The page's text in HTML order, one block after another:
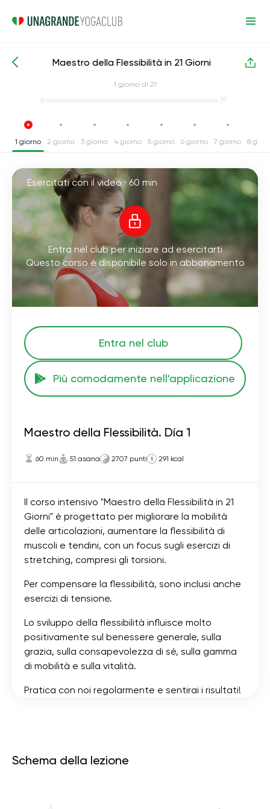
Corsi intensivi di yoga Flessibilità
Maestro della Flessibilità in 21 Giorni
1 giorno di 21
1 giorno 2 giorno 3 giorno 4 giorno 5 giorno 6 giorno 7 giorno 8
Esercitati con il video · 60 min
Entra nel club per iniziare ad esercitarti
Questo corso è disponibile solo in abbonamento
Entra nel club
Più comodamente nell'applicazione
Maestro della Flessibilità. Día 1
60 min 51 asana 2707 punti 291 kcal
Il corso intensivo "Maestro della Flessibilità in 21
Giorni" è progettato per migliorare la mobilità
delle articolazioni, aumentare la flessibilità di
muscoli e tendini, con un focus sugli esercizi di
stretching, compresi gli torsioni.
Per compensare la flessibilità, sono inclusi anche
esercizi di tensione.
Lo sviluppo della flessibilità influisce molto
positivamente sul benessere generale, sulla
grazia, sulla consapevolezza di sé, sulla gamma
di mobilità e sulla vitalità.
Pratica con noi regolarmente e sentirai i risultati!
Schema della lezione